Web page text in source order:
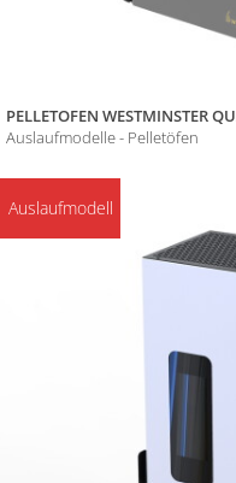
PELLETOFEN WESTMINSTER
Auslaufmodelle - Pelletöfen
Auslaufmodell